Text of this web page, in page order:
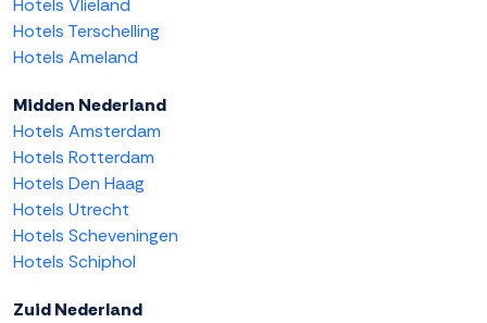
Hotels Vlieland
Hotels Terschelling
Hotels Ameland
Midden Nederland
Hotels Amsterdam
Hotels Rotterdam
Hotels Den Haag
Hotels Utrecht
Hotels Scheveningen
Hotels Schiphol
Zuid Nederland